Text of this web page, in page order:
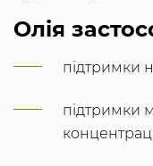
Олія
підтримки
підтримки